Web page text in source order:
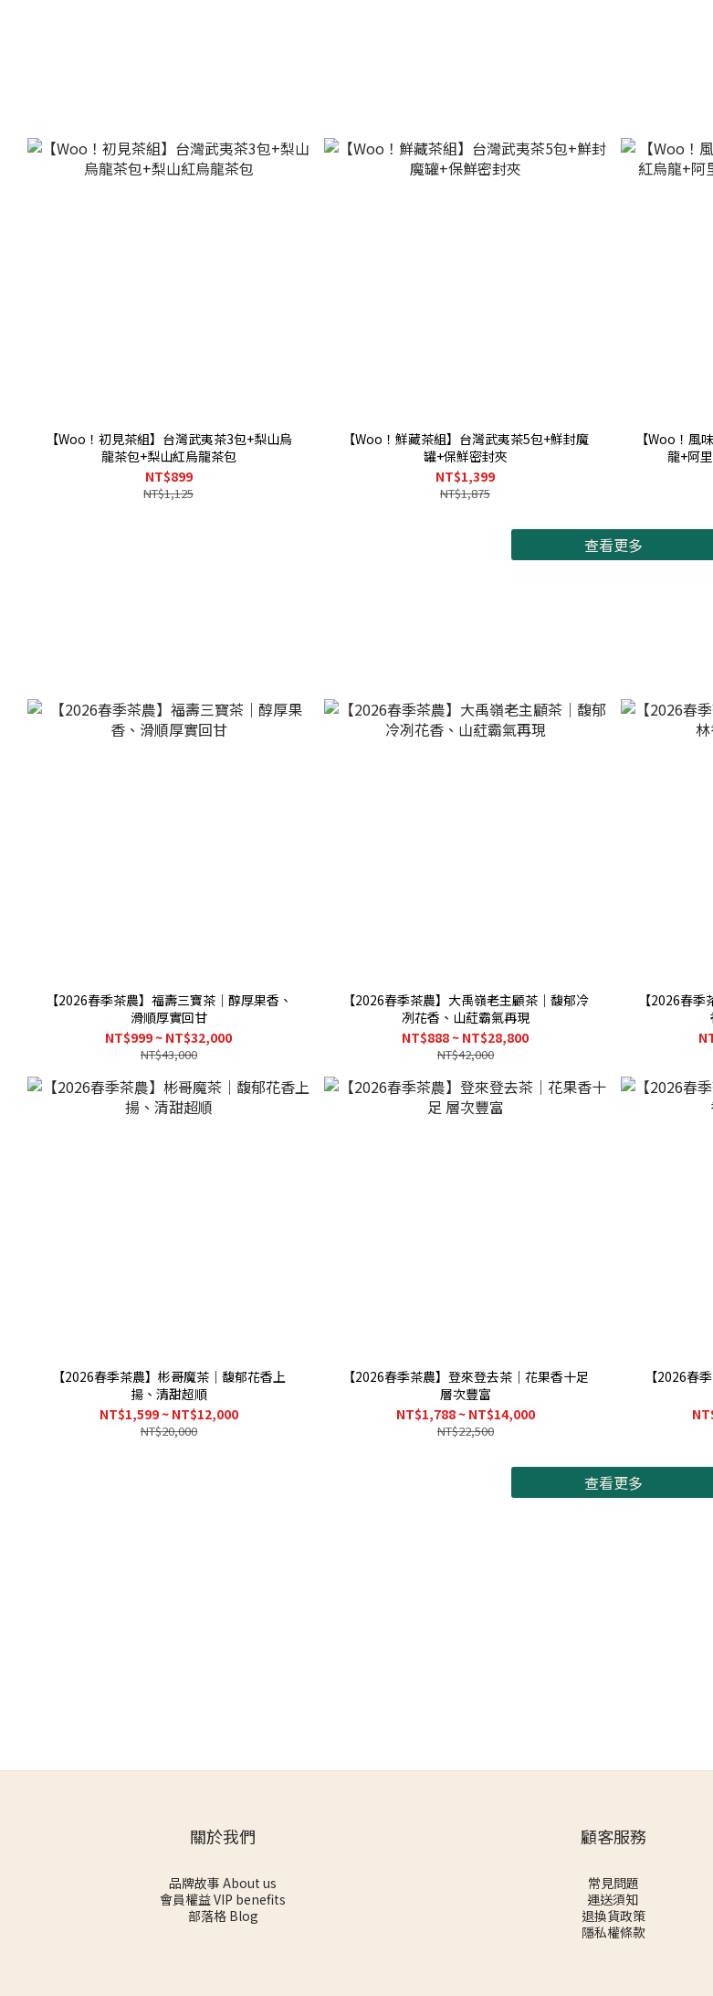
【Woo！初見茶組】台灣武夷茶3包+梨山烏
龍茶包+梨山紅烏龍茶包
NT$899
NT$1,125
【Woo！鮮藏茶組】台灣武夷茶5包+鮮封魔
罐+保鮮密封夾
NT$1,399
NT$1,875
【Woo！風
龍+阿
查看更多
【2026春季茶農】福壽三寶茶｜醇厚果香、
滑順厚實回甘
NT$999 ~ NT$32,000
NT$43,000
【2026春季茶農】大禹嶺老主顧茶｜馥郁冷
冽花香、山葒霸氣再現
NT$888 ~ NT$28,800
NT$42,000
【2026春
【2026春季茶農】彬哥魔茶｜馥郁花香上
揚、清甜超順
NT$1,599 ~ NT$12,000
NT$20,000
【2026春季茶農】登來登去茶｜花果香十足
層次豐富
NT$1,788 ~ NT$14,000
NT$22,500
【2026春
查看更多
關於我們
品牌故事 About us
會員權益 VIP benefits
部落格 Blog
顧客服務
常見問題
運送須知
退換貨政策
隱私權條款